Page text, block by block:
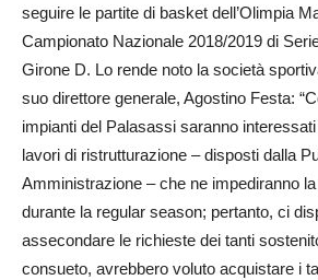
seguire le partite di basket dell’Olimpia
Campionato Nazionale 2018/2019 di
Girone D. Lo rende noto la società
suo direttore generale, Agostino Festa:
impianti del Palasassi saranno
lavori di ristrutturazione – disposti dalla
Amministrazione – che ne impediranno
durante la regular season; pertanto, ci
assecondare le richieste dei tanti
consueto, avrebbero voluto acquistare i